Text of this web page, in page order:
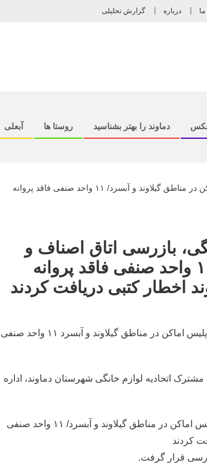
ما درباره گزارش تحلیلی
آبعلی روستا ها دماوند را بهتر بشناسید
بازرسی اتاق اصناف و
پلیس اماکن در مناطق گیلاوند و آبسرد/ ۱۱ واحد صنفی فاقد پروانه
کتبی دریافت کردند
طی گشت مشترک بازرسی اتحادیه لوازم خانگی، بازرسی اتاق اصناف و پلیس اماکن در مناطق گیلاوند و آبسرد ۱۱ واحد صنفی
اتحادیه لوازم خانگی شهرستان دماوند، اداره
قرار گرفت.